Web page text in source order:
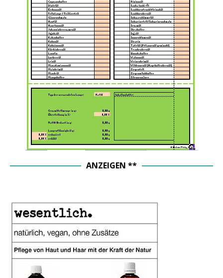
ANZEIGEN **